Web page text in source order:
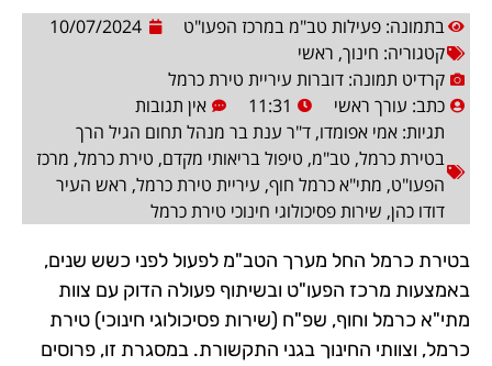
בתמונה: פעילות טב"מ במרכז הפעו"ט
10/07/2024
קטגוריה: חינוך, ראשי
קרדיט תמונה: דוברות עיריית טירת כרמל
כתב: עורך ראשי 11:31
אין תגובות
תגיות: אמי אפומדו, ד"ר ענת בר מנהל תחום הגיל הרך
בטירת כרמל, טב"מ, טיפול בריאותי מקדם, טירת כרמל, מרכז
הפעו"ט, מתי"א כרמל חוף, עיריית טירת כרמל, ראש העיר
דודו כהן, שירות פסיכולוגי חינוכי טירת כרמל
בטירת כרמל החל מערך הטב"מ לפעול לפני כשש שנים,
באמצעות מרכז הפעו"ט ובשיתוף פעולה הדוק עם צוות
מתי"א כרמל וחוף, שפ"ח (שירות פסיכולוגי חינוכי) טירת
כרמל, וצוותי החינוך בגני התקשורת. במסגרת זו, פרוסים